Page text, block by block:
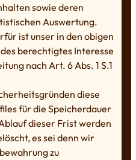
sowie deren
Auswertung.
ist unser in den obigen
berechtigtes Interesse
nach Art. 6 Abs. 1 S.1
diese
für die Speicherdauer
dieser Frist werden
es sei denn wir
zu